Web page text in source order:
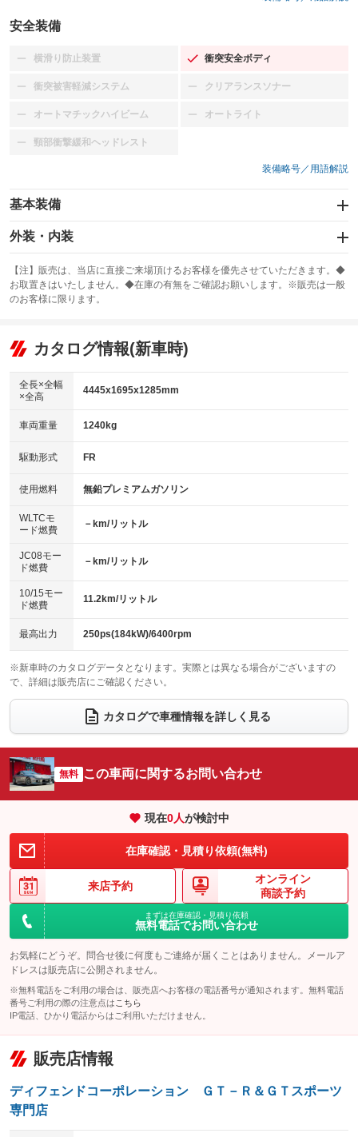
安全装備
横滑り防止装置
：装備なし 衝突安全ボディ
：装備あり
衝突被害軽減システム
：装備なし クリアランスソナー
：装備なし
オートマチックハイビーム
：装備なし オートライト
：装備なし
頸部衝撃緩和ヘッドレスト
：装備なし
装備略号／用語解説
基本装備
エアバッグ：助手席
：装備あり
：装備なし
サンルーフ
：装備なし ABS
リフトアップ
：装備なし
：装備なし
パワーウィンドウ
アイドリングストップ
：装備なし
USB入力端子
：装備なし
100V電源
：装備なし
センターデフロック
：装備なし
電動格納ミラー
：装備なし
外装・内装
カーナビ
：装備なし
TV
：装備なし
ビジュアル
：装備なし
：装備あり
革シート
キーレス
HID(キセノンライト)
：装備あり
バックカメラ
：装備なし
エアロ
：装備あり
：装備あり
パワーシート
ベンチシート
：装備なし
チップアップシート
：装備なし
：装備なし ：装備なし
ウォークスルー
：装備なし
電動リアゲート フロントカメラ
：装備なし
：装備なし ：装備なし
サイドカメラ
：装備なし ルーフレール
：装備なし
：装備なし
：装備なし
【注】販売は、当店に直接ご来場頂けるお客様を優先させていただきます。◆
お取置きはいたしません。◆在庫の有無をご確認お願いします。※販売は一般
のお客様に限ります。
カタログ情報(新車時)
全長×全幅
×全高
4445x1695x1285mm
車両重量 1240kg
駆動形式 FR
使用燃料 無鉛プレミアムガソリン
WLTCモ
ード燃費
－km/リットル
JC08モー
ド燃費
－km/リットル
10/15モー
ド燃費
11.2km/リットル
最高出力 250ps(184kW)/6400rpm
※新車時のカタログデータとなります。実際とは異なる場合がございますの
で、詳細は販売店にご確認ください。
カタログで車種情報を詳しく見る
無料 この車両に関するお問い合わせ
現在0人が検討中
在庫確認・見積り依頼(無料)
来店予約
オンライン
商談予約
まずは在庫確認・見積り依頼
無料電話でお問い合わせ
お気軽にどうぞ。問合せ後に何度もご連絡が届くことはありません。メールア
ドレスは販売店に公開されません。
※無料電話をご利用の場合は、販売店へお客様の電話番号が通知されます。無料電話
番号ご利用の際の注意点は こちら
IP電話、ひかり電話からはご利用いただけません。
販売店情報
ディフェンドコーポレーション ＧＴ－Ｒ＆ＧＴスポーツ
専門店